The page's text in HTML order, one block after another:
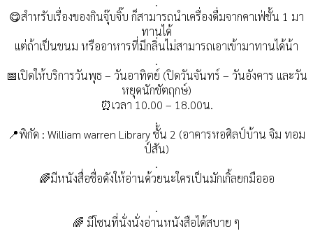
😋สำหรับเรื่องของกินจุ๊บจิ๊บ ก็สามารถนำเครื่องดื่มจากคาเฟ่ชั้น 1 มา
ทานได้
แต่ถ้าเป็นขนม หรืออาหารที่มีกลิ่นไม่สามารถเอาเข้ามาทานได้น้า
.
📅เปิดให้บริการวันพุธ – วันอาทิตย์ (ปิดวันจันทร์ – วันอังคาร และวัน
หยุดนักขัตฤกษ์)
⏰เวลา 10.00 – 18.00น.
.
📍พิกัด : William warren Library ชั้น 2 (อาคารหอศิลป์บ้าน จิม ทอม
ป์สัน)
.
🌈มีหนังสื่อชื่อดังให้อ่านด้วยนะใครเป็นมักเกิ้ลยกมือออ
.
🌈 มีโซนที่นั่งนั่งอ่านหนังสือได้สบาย ๆ